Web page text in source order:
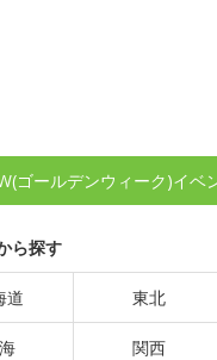
ゴールデンウィーク)イベ
ら探す
道 東北
関西